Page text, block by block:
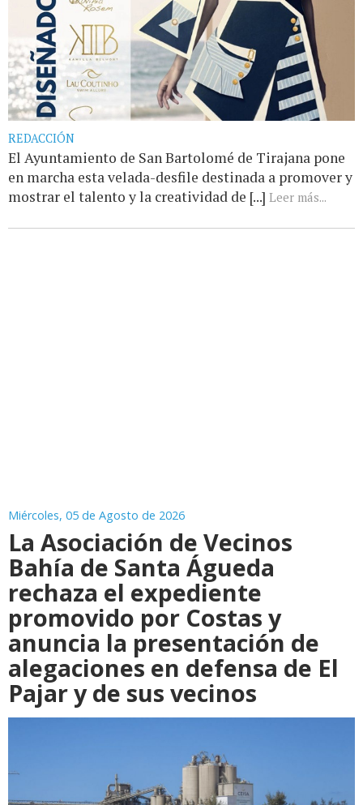
REDACCIÓN
El Ayuntamiento de San Bartolomé de Tirajana pone
en marcha esta velada-desfile destinada a promover y
mostrar el talento y la creatividad de [...] Leer más...
Miércoles, 05 de Agosto de 2026
La Asociación de Vecinos
Bahía de Santa Águeda
rechaza el expediente
promovido por Costas y
anuncia la presentación de
alegaciones en defensa de El
Pajar y de sus vecinos